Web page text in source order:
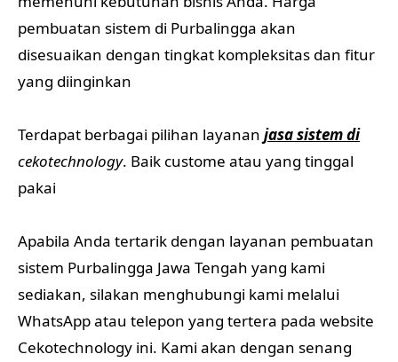
pembuatan sistem di Purbalingga akan
disesuaikan dengan tingkat kompleksitas dan fitur
yang diinginkan
Terdapat berbagai pilihan layanan jasa sistem di
cekotechnology. Baik custome atau yang tinggal
pakai
Apabila Anda tertarik dengan layanan pembuatan
sistem Purbalingga Jawa Tengah yang kami
sediakan, silakan menghubungi kami melalui
WhatsApp atau telepon yang tertera pada website
Cekotechnology ini. Kami akan dengan senang